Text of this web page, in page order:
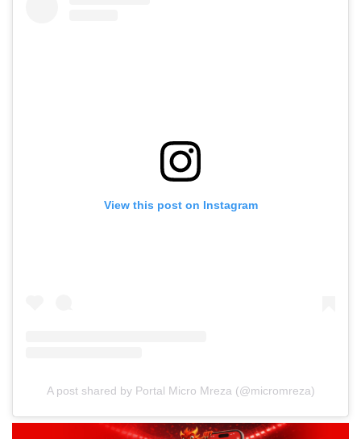
View this post on Instagram
A post shared by Portal Micro Mreza (@micromreza)